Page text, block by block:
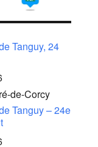
Tanguy, 24
de-Corcy
Tanguy – 24e